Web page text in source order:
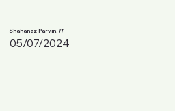
Shahanaz Parvin, IT
05/07/2024